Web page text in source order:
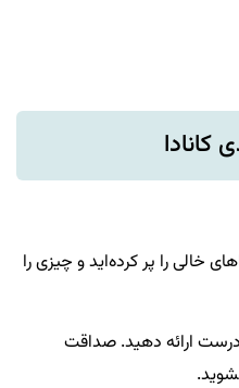
خالی را پر کرده‌اید و چیزی را
ارائه دهید. صداقت